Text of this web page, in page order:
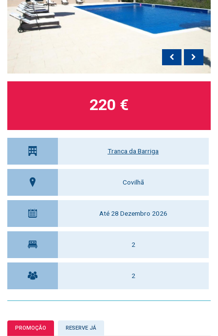
Tranca da Barriga
Covilhã
Até 28 Dezembro 2026
2
2
220 €
PROMOÇÃO RESERVE JÁ